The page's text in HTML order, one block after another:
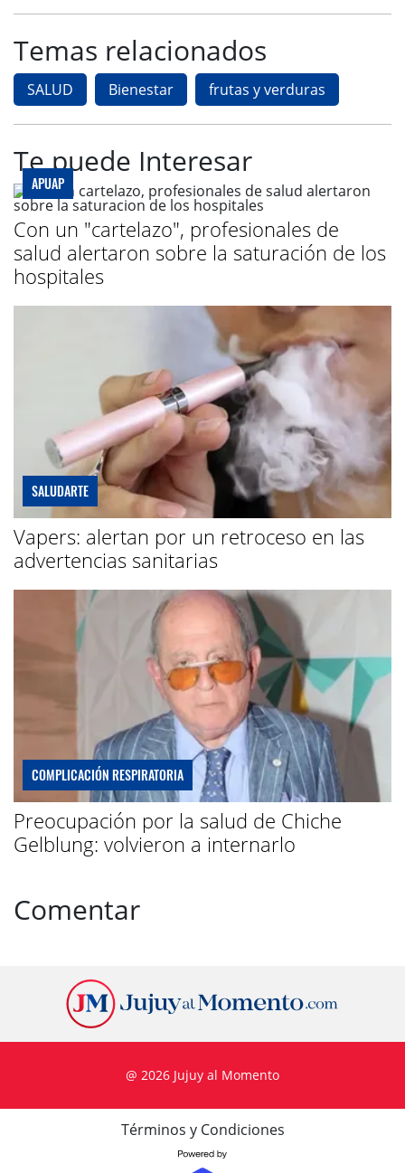
Temas relacionados
SALUD Bienestar frutas y verduras
Te puede Interesar
APUAP
Con un "cartelazo", profesionales de
salud alertaron sobre la saturación de los
hospitales
SALUDARTE
Vapers: alertan por un retroceso en las
advertencias sanitarias
COMPLICACIÓN RESPIRATORIA
Preocupación por la salud de Chiche
Gelblung: volvieron a internarlo
Comentar
@ 2026 Jujuy al Momento
Términos y Condiciones